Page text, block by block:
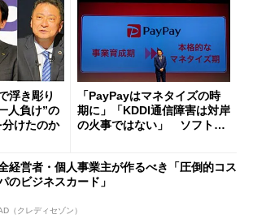
浮き彫り
人負け”の
けたのか
「PayPayはマネタイズの時
期に」「KDDI通信障害は対岸
の火事ではない」 ソフトバ
経営者・個人事業主が作るべき「圧倒的コス
のビジネスカード」
（クレディセゾン）